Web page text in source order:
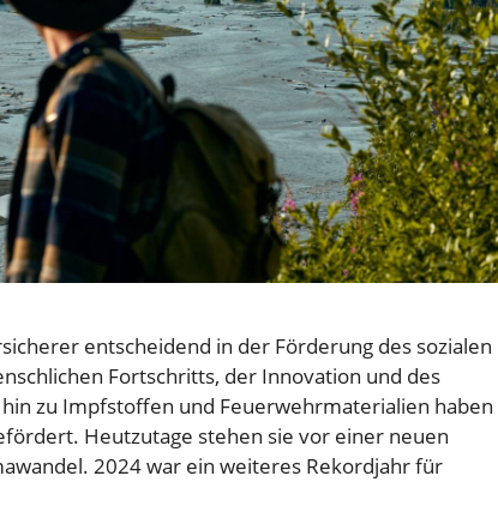
entscheidend in der Förderung des sozialen
Fortschritts, der Innovation und des
zu Impfstoffen und Feuerwehrmaterialien haben
Heutzutage stehen sie vor einer neuen
2024 war ein weiteres Rekordjahr für